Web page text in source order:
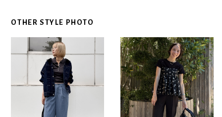
OTHER STYLE PHOTO